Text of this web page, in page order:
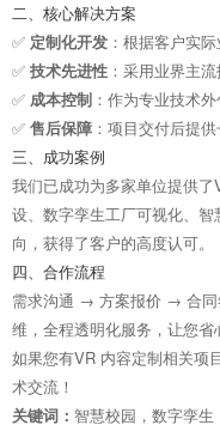
二、核心解决方案
✅ 定制化开发 ：根据客户实
✅ 技术先进性 ：采用业界主
✅ 成本控制 ：作为专业技术
✅ 售后保障 ：项目交付后提
三、成功案例
我们已成功为多家单位提供
设、数字孪生工厂可视化、
向，获得了客户的高度认可。
四、合作流程
需求沟通 → 方案报价 → 合
维，全程透明化服务，让您省
如果您有VR 内容定制相关项
术交流！
关键词： 智慧校园，数字孪